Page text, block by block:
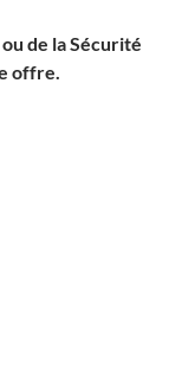
de la Sécurité
offre.